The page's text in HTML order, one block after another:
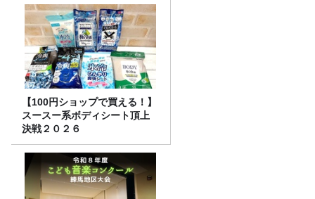
【100円ショップで買える！】
スースー系ボディシート頂上
決戦２０２６